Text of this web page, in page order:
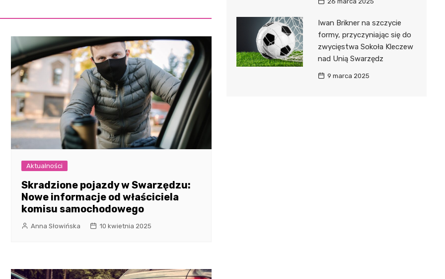
Aktualności
Skradzione pojazdy w Swarzędzu:
Nowe informacje od właściciela
komisu samochodowego
Anna Słowińska 10 kwietnia 2025
Iwan Brikner na szczycie
formy, przyczyniając się do
zwycięstwa Sokoła Kleczew
nad Unią Swarzędz
9 marca 2025